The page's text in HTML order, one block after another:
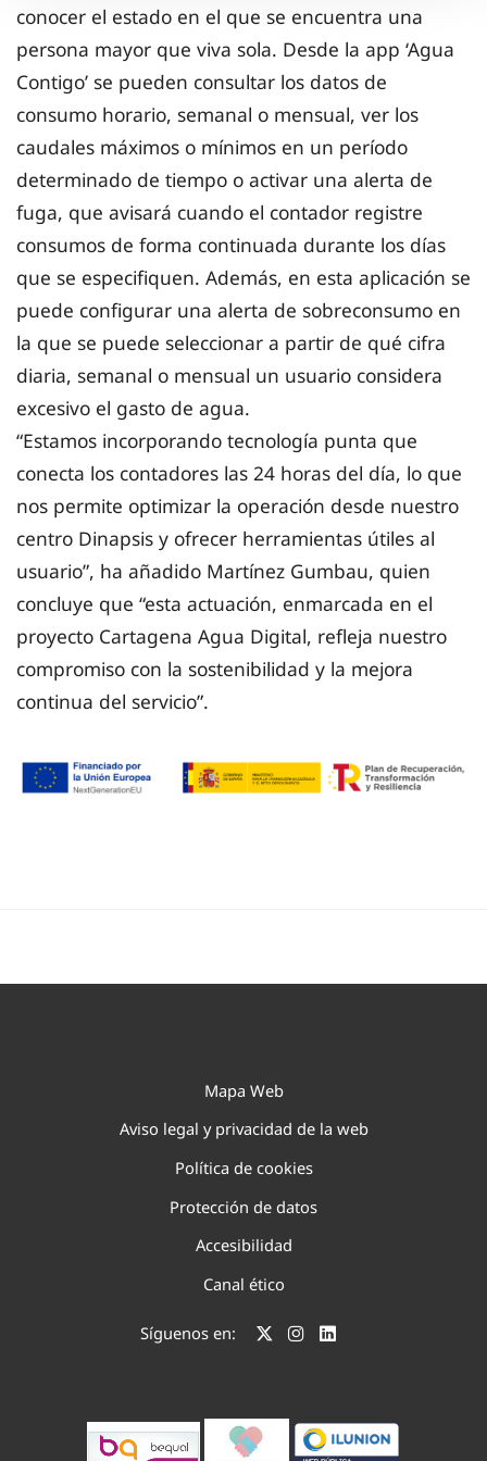
conocer el estado en el que se encuentra una
persona mayor que viva sola. Desde la app ‘Agua
Contigo’ se pueden consultar los datos de
consumo horario, semanal o mensual, ver los
caudales máximos o mínimos en un período
determinado de tiempo o activar una alerta de
fuga, que avisará cuando el contador registre
consumos de forma continuada durante los días
que se especifiquen. Además, en esta aplicación se
puede configurar una alerta de sobreconsumo en
la que se puede seleccionar a partir de qué cifra
diaria, semanal o mensual un usuario considera
excesivo el gasto de agua.
“Estamos incorporando tecnología punta que
conecta los contadores las 24 horas del día, lo que
nos permite optimizar la operación desde nuestro
centro Dinapsis y ofrecer herramientas útiles al
usuario”, ha añadido Martínez Gumbau, quien
concluye que “esta actuación, enmarcada en el
proyecto Cartagena Agua Digital, refleja nuestro
compromiso con la sostenibilidad y la mejora
continua del servicio”.
Mapa Web
Aviso legal y privacidad de la web
Política de cookies
Protección de datos
Accesibilidad
Canal ético
Síguenos en: